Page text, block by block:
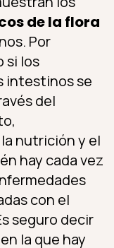
de la flora
Por
si los
intestinos se
del
nutrición y el
hay cada vez
con el
seguro decir
la que hay